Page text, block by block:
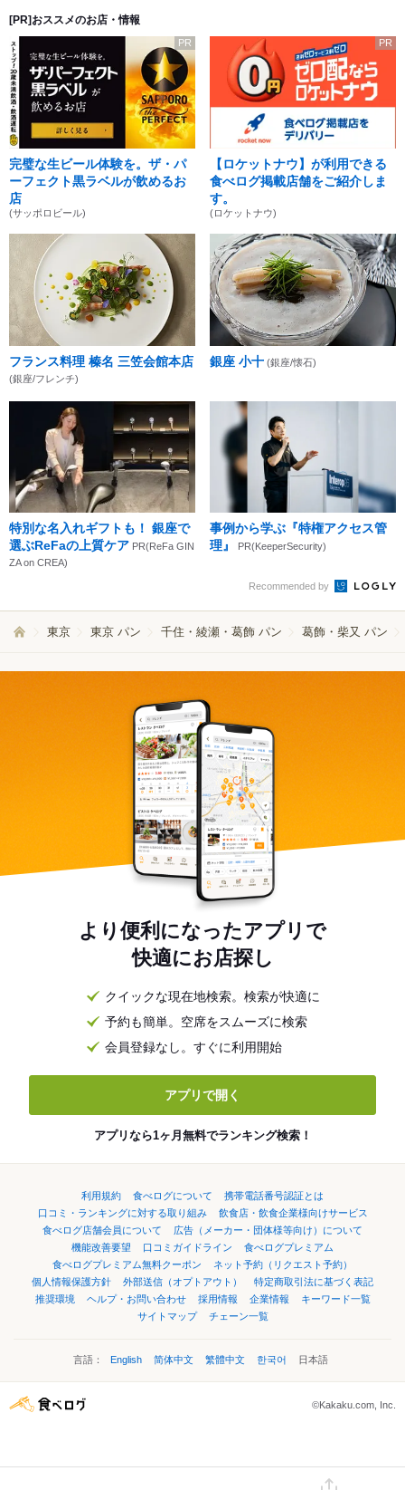
[PR]おススメのお店・情報
PR
完璧な生ビール体験を。ザ・パ
ーフェクト黒ラベルが飲めるお
店
(サッポロビール)
PR
【ロケットナウ】が利用できる
食べログ掲載店舗をご紹介しま
す。
(ロケットナウ)
フランス料理 榛名 三笠会館本店
(銀座/フレンチ)
銀座 小十 (銀座/懐石)
特別な名入れギフトも！ 銀座で
選ぶReFaの上質ケア PR(ReFa GIN
ZA on CREA)
事例から学ぶ『特権アクセス管
理』
PR(KeeperSecurity)
Recommended by
東京 東京 パン 千住・綾瀬・葛飾 パン 葛飾・柴又 パン
より便利になったアプリで
快適にお店探し
クイックな現在地検索。検索が快適に
予約も簡単。空席をスムーズに検索
会員登録なし。すぐに利用開始
アプリで開く
アプリなら1ヶ月無料でランキング検索！
利用規約 食べログについて
携帯電話番号認証とは
口コミ・ランキングに対する取り組み
飲食店・飲食企業様向けサービス
食べログ店舗会員について
広告（メーカー・団体様等向け）について
機能改善要望
口コミガイドライン
食べログプレミアム
食べログプレミアム無料クーポン
ネット予約（リクエスト予約）
個人情報保護方針
外部送信（オプトアウト）
特定商取引法に基づく表記
推奨環境
ヘルプ・お問い合わせ 採用情報 企業情報
キーワード一覧
サイトマップ
チェーン一覧
言語： English 简体中文 繁體中文 한국어 日本語
©Kakaku.com, Inc.